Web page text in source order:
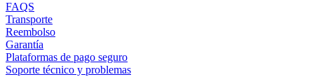
FAQS
Transporte
Reembolso
Garantía
Plataformas de pago seguro
Soporte técnico y problemas